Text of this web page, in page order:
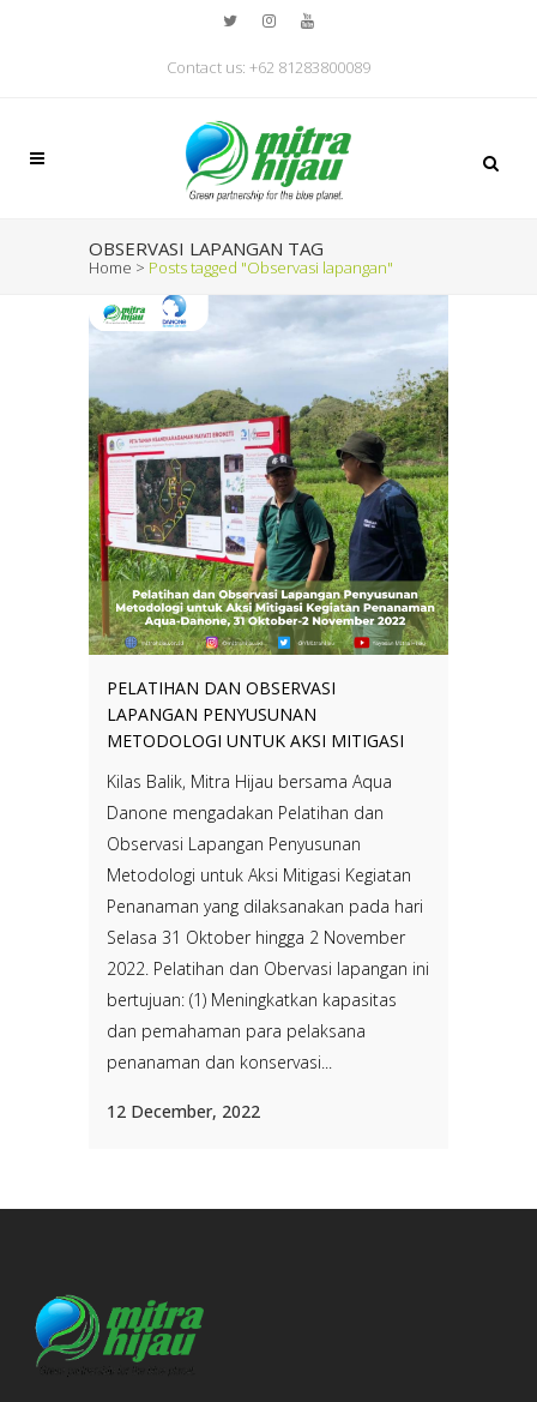
Contact us: +62 81283800089
OBSERVASI LAPANGAN TAG
Home > Posts tagged "Observasi lapangan"
PELATIHAN DAN OBSERVASI
LAPANGAN PENYUSUNAN
METODOLOGI UNTUK AKSI MITIGASI
Kilas Balik, Mitra Hijau bersama Aqua
Danone mengadakan Pelatihan dan
Observasi Lapangan Penyusunan
Metodologi untuk Aksi Mitigasi Kegiatan
Penanaman yang dilaksanakan pada hari
Selasa 31 Oktober hingga 2 November
2022. Pelatihan dan Obervasi lapangan ini
bertujuan: (1) Meningkatkan kapasitas
dan pemahaman para pelaksana
penanaman dan konservasi...
12 December, 2022